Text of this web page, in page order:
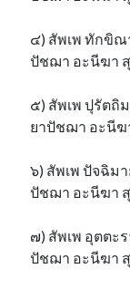
๔) สัพเพ ทักขิณ
ปัชฌา อะนีฆา
๕) สัพเพ ปุรัตถิ
ยาปัชฌา อะนีฆ
๖) สัพเพ ปัจฉิม
ปัชฌา อะนีฆา
๗) สัพเพ อุตตะ
ปัชฌา อะนีฆา